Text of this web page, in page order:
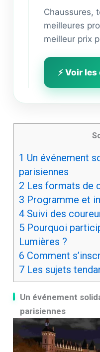
Chaussures,
meilleures
meilleur prix
⚡ Voir
1 Un événement
parisiennes
2 Les formats de
3 Programme et
4Suivi des
5Pourquoi
Lumières ?
6 Comment
7Les sujets
Un événement
parisiennes